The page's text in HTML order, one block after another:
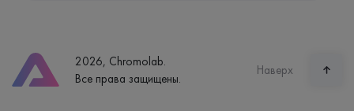
Часы работы
пн-вс: 7:30-15:00
2026, Chromolab.
Все права защищены.
Наверх